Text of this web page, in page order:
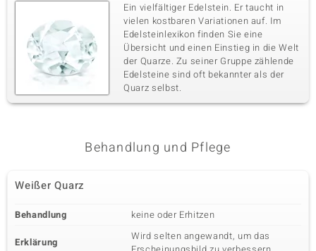
Ein vielfältiger Edelstein. Er taucht in
vielen kostbaren Variationen auf. Im
Edelsteinlexikon finden Sie eine
Übersicht und einen Einstieg in die Welt
der Quarze. Zu seiner Gruppe zählende
Edelsteine sind oft bekannter als der
Quarz selbst.
Behandlung und Pflege
Weißer Quarz
Behandlung keine oder Erhitzen
Erklärung
Wird selten angewandt, um das